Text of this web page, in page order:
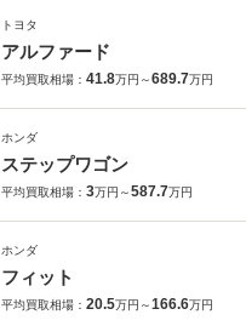
トヨタ
アルファード
平均買取相場： 41.8万円～689.7万円
ホンダ
ステップワゴン
平均買取相場： 3万円～587.7万円
ホンダ
フィット
平均買取相場： 20.5万円～166.6万円